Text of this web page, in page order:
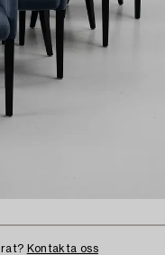
Kontakta oss